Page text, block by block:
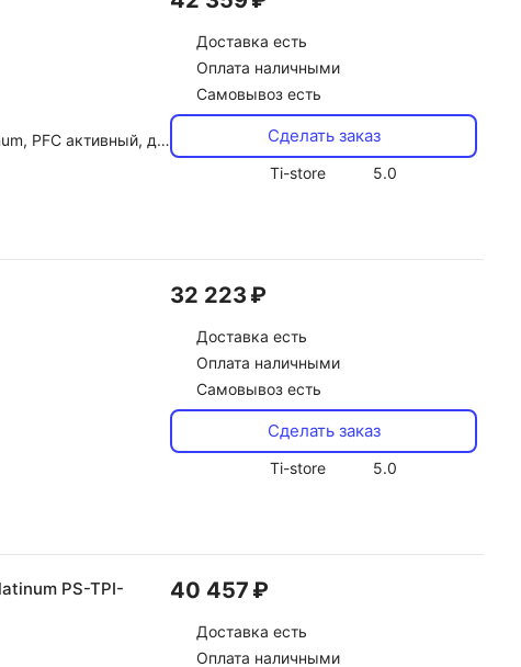
вентилятора 135 мм
Доставка есть
Оплата наличными
Самовывоз есть
Сделать заказ
Ti-store 5.0
32 223 ₽
Доставка есть
Оплата наличными
Самовывоз есть
Сделать заказ
Ti-store 5.0
PS-TPI-
40 457 ₽
Доставка есть
Оплата наличными